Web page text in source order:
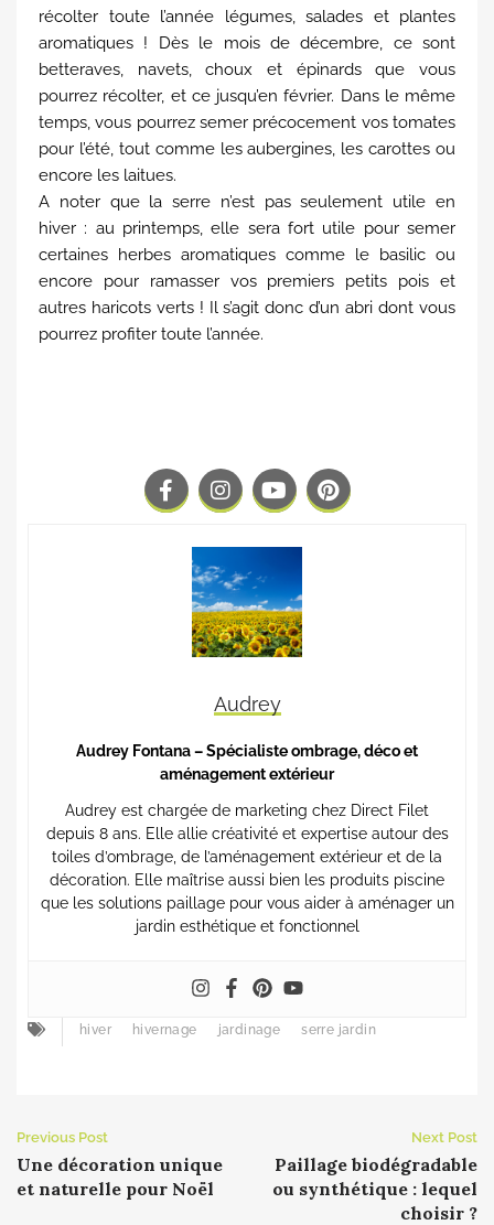
récolter toute l’année légumes, salades et plantes
aromatiques ! Dès le mois de décembre, ce sont
betteraves, navets, choux et épinards que vous
pourrez récolter, et ce jusqu’en février. Dans le même
temps, vous pourrez semer précocement vos tomates
pour l’été, tout comme les aubergines, les carottes ou
encore les laitues.
A noter que la serre n’est pas seulement utile en
hiver : au printemps, elle sera fort utile pour semer
certaines herbes aromatiques comme le basilic ou
encore pour ramasser vos premiers petits pois et
autres haricots verts ! Il s’agit donc d’un abri dont vous
pourrez profiter toute l’année.
Audrey
Audrey Fontana – Spécialiste ombrage, déco et
aménagement extérieur
Audrey est chargée de marketing chez Direct Filet
depuis 8 ans. Elle allie créativité et expertise autour des
toiles d’ombrage, de l’aménagement extérieur et de la
décoration. Elle maîtrise aussi bien les produits piscine
que les solutions paillage pour vous aider à aménager un
jardin esthétique et fonctionnel
hiver hivernage jardinage serre jardin
Previous Post
Une décoration unique
et naturelle pour Noël
Next Post
Paillage biodégradable
ou synthétique : lequel
choisir ?